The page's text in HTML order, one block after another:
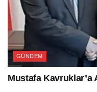
GÜNDEM
Mustafa Kavruklar’a